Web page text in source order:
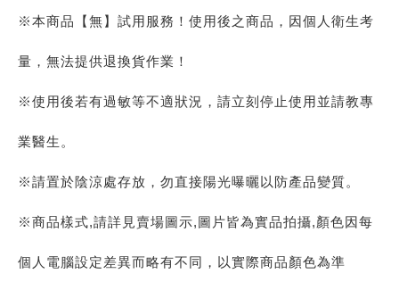
※本商品【無】試用服務！使用後之商品，因個人衛生考
量，無法提供退換貨作業！
※使用後若有過敏等不適狀況，請立刻停止使用並請教專
業醫生。
※請置於陰涼處存放，勿直接陽光曝曬以防產品變質。
※商品樣式,請詳見賣場圖示,圖片皆為實品拍攝,顏色因每
個人電腦設定差異而略有不同，以實際商品顏色為準